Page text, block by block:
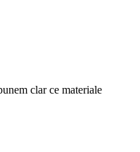
clar ce materiale